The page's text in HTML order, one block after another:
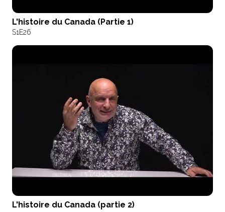
L'histoire du Canada (Partie 1)
S1E26
L'histoire du Canada (partie 2)